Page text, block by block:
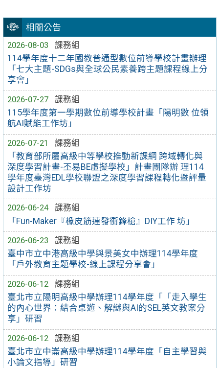
相關公告
2026-08-03
課務組
114學年度十二年國教普通型數位前導學校計畫辦理
「七大主題-SDGs與全球公民素養跨主題課程線上分
享會」
2026-07-27
課務組
115學年度第一學期數位前導學校計畫「陽明數 位領
航AI賦能工作坊」
2026-07-21
課務組
「教育部所屬高級中等學校推動新課綱 跨域轉化與
深度學習計畫-丕易BE虛擬學校」計畫團隊辦 理114
學年度臺灣EDL學校聯盟之深度學習課程轉化暨評量
設計工作坊
2026-06-24
課務組
「Fun-Maker『橡皮筋連發衝鋒槍』DIY工作 坊」
2026-06-23
課務組
臺中市立中港高級中學與景美女中辦理114學年度
「戶外教育主題學校-線上課程分享會」
2026-06-12
課務組
臺北市立陽明高級中學辦理114學年度「「走入學生
的內心世界：結合桌遊、解謎與AI的SEL英文教案分
享」研習
2026-06-12
課務組
臺北市立中崙高級中學辦理114學年度「自主學習與
小論文指導」研習